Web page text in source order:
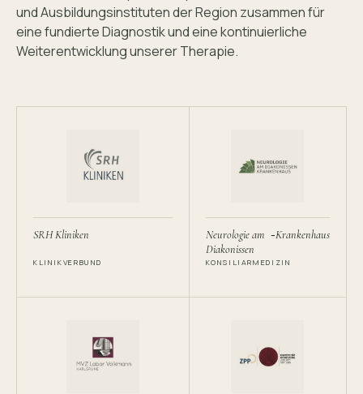
und Ausbildungs­instituten der Region zusammen für
eine fundierte Diagnostik und eine kontinuierliche
Weiterentwicklung unserer Therapie.
SRH Kliniken
KLINIKVERBUND
Neurologie am
Diakonissen
-Krankenhaus
KONSILIARMEDIZIN